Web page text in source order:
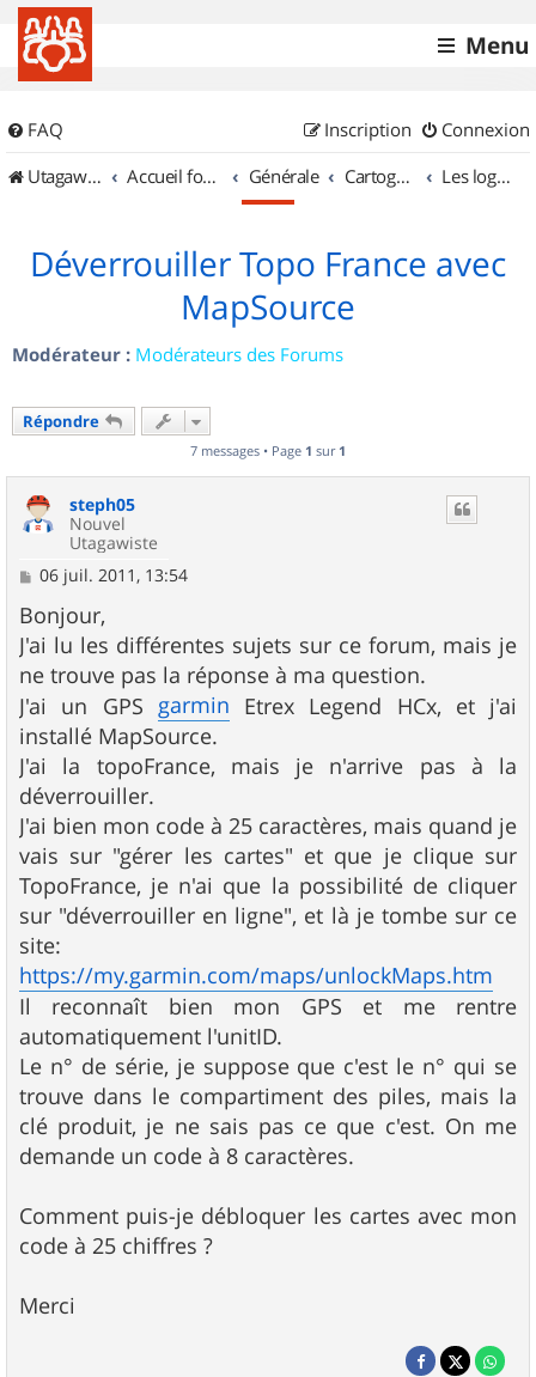
Menu
FAQ Connexion
Inscription
UtagawaVTT (Randos VTT et VTTAE avec traces GPS)
Accueil forum Générale Cartographie et GPS Les logiciels
Déverrouiller Topo France avec
MapSource
Modérateur : Modérateurs des Forums
Répondre
7 messages • Page 1 sur 1
steph05
Nouvel
Utagawiste
M
s
s
a
g
e
06 juil. 2011, 13:54
Bonjour,
J'ai lu les différentes sujets sur ce forum, mais je
ne trouve pas la réponse à ma question.
J'ai un GPS garmin Etrex Legend HCx, et j'ai
installé MapSource.
J'ai la topoFrance, mais je n'arrive pas à la
déverrouiller.
J'ai bien mon code à 25 caractères, mais quand je
vais sur "gérer les cartes" et que je clique sur
TopoFrance, je n'ai que la possibilité de cliquer
sur "déverrouiller en ligne", et là je tombe sur ce
site:
https://my.garmin.com/maps/unlockMaps.htm
Il reconnaît bien mon GPS et me rentre
automatiquement l'unitID.
Le n° de série, je suppose que c'est le n° qui se
trouve dans le compartiment des piles, mais la
clé produit, je ne sais pas ce que c'est. On me
demande un code à 8 caractères.
Comment puis-je débloquer les cartes avec mon
code à 25 chiffres ?
Merci